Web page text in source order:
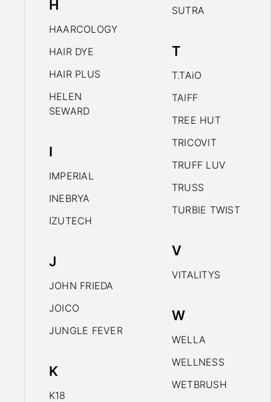
H
HAARCOLOGY
HAIR DYE
HAIR PLUS
HELEN
SEWARD
I
IMPERIAL
INEBRYA
IZUTECH
J
JOHN FRIEDA
JOICO
JUNGLE FEVER
K
K18
SUTRA
T
T.TAiO
TAIFF
TREE HUT
TRICOVIT
TRUFF LUV
TRUSS
TURBIE TWIST
V
VITALITYS
W
WELLA
WELLNESS
WETBRUSH